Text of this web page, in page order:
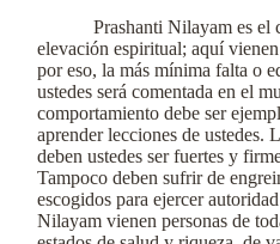
Prashanti Nilayam es el
elevación espiritual; aquí
por eso, la más mínima falta o
ustedes será comentada en el
comportamiento debe ser
aprender lecciones de ustedes.
deben ustedes ser fuertes y
Tampoco deben sufrir de
escogidos para ejercer
Nilayam vienen personas de